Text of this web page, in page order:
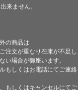
来ません。
の商品は
注文が重なり在庫が不足し
い場合が御座います。
もしくはお電話にてご連絡
もしくはキャンセルにてご